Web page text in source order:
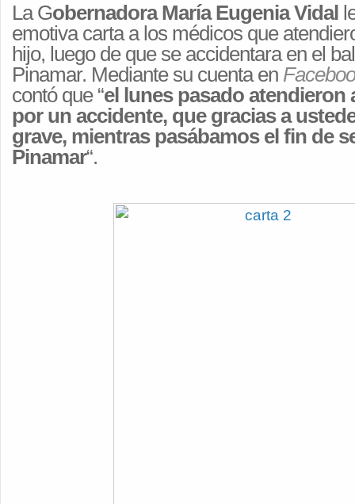
La Gobernadora María Eugenia Vidal
emotiva carta a los médicos que
hijo, luego de que se accidentara en el
Pinamar. Mediante su cuenta en
contó que “el lunes pasado atendieron
por un accidente, que gracias a
grave, mientras pasábamos el fin de
Pinamar“.